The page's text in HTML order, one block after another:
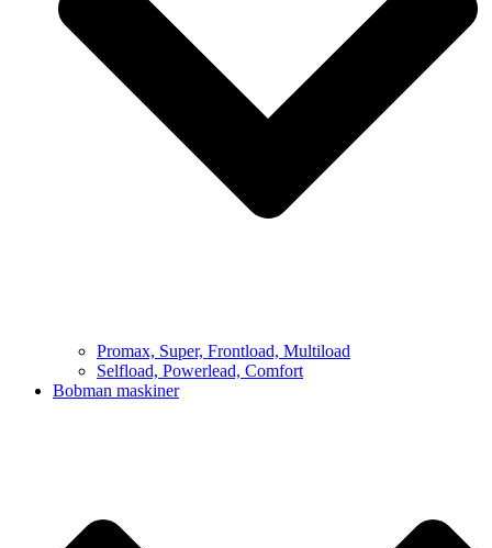
Promax, Super, Frontload, Multiload
Selfload, Powerlead, Comfort
Bobman maskiner